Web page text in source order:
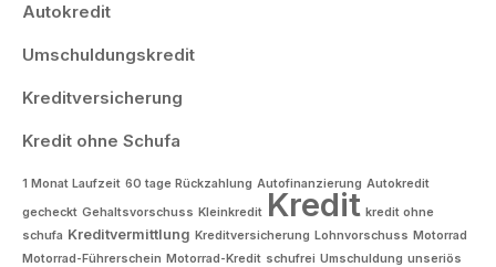
Autokredit
Umschuldungskredit
Kreditversicherung
Kredit ohne Schufa
1 Monat Laufzeit 60 tage Rückzahlung Autofinanzierung Autokredit
gecheckt Gehaltsvorschuss Kleinkredit Kredit kredit ohne
schufa Kreditvermittlung Kreditversicherung Lohnvorschuss Motorrad
Motorrad-Führerschein Motorrad-Kredit schufrei Umschuldung unseriös